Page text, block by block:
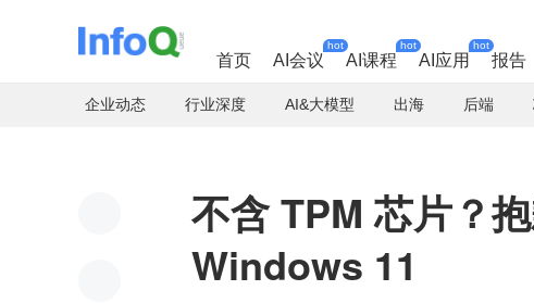
首页 AI会议
hot
AI课程
hot
AI应用
hot
报告
企业动态 行业深度 AI&大模型 出海 后端
不含 TPM 芯片？
Windows 11